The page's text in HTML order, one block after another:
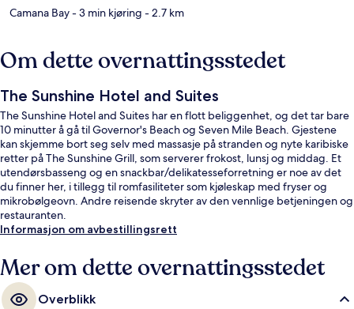
Camana Bay- 3 min kjøring - 2.7 km
Om dette overnattingsstedet
The Sunshine Hotel and Suites
The Sunshine Hotel and Suites har en flott beliggenhet, og det tar bare
10 minutter å gå til Governor's Beach og Seven Mile Beach. Gjestene
kan skjemme bort seg selv med massasje på stranden og nyte karibiske
retter på The Sunshine Grill, som serverer frokost, lunsj og middag. Et
utendørsbasseng og en snackbar/delikatesseforretning er noe av det
du finner her, i tillegg til romfasiliteter som kjøleskap med fryser og
mikrobølgeovn. Andre reisende skryter av den vennlige betjeningen og
restauranten.
Informasjon om avbestillingsrett
Mer om dette overnattingsstedet
Overblikk